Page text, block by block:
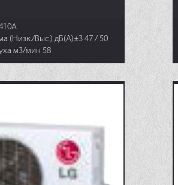
(Низк./Выс.) дБ(А)±3 47 / 50
м3/мин 58